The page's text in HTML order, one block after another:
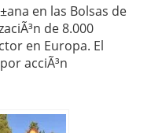
en las Bolsas de
de 8.000
en Europa. El
acciÃ³n